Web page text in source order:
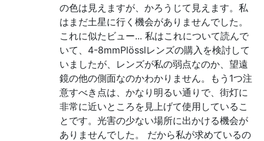
の色は見えますが、かろうじて見えます。私
はまだ土星に行く機会がありませんでした。
これに似たビュー... 私はこれについて読んで
いて、4-8mmPlösslレンズの購入を検討して
いましたが、レンズが私の弱点なのか、望遠
鏡の他の側面なのかわかりません。もう1つ注
意すべき点は、かなり明るい通りで、街灯に
非常に近いところを見上げて使用しているこ
とです。光害の少ない場所に出かける機会が
ありませんでした。 だから私が求めているの